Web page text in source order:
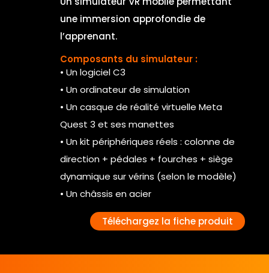
une immersion approfondie de
l’apprenant.
Composants du simulateur :
• Un logiciel C3
• Un ordinateur de simulation
• Un casque de réalité virtuelle Meta
Quest 3 et ses manettes
• Un kit périphériques réels : colonne de
direction + pédales + fourches + siège
dynamique sur vérins (selon le modèle)
• Un châssis en acier
Téléchargez la fiche produit